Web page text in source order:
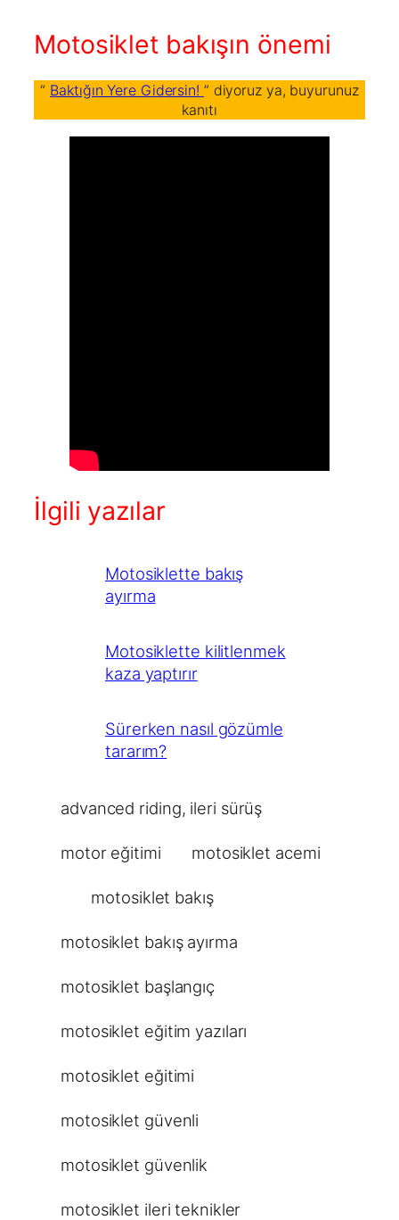
Motosiklet bakışın önemi
“ Baktığın Yere Gidersin! ” diyoruz ya, buyurunuz
kanıtı
İlgili yazılar
Motosiklette bakış
ayırma
Motosiklette kilitlenmek
kaza yaptırır
Sürerken nasıl gözümle
tararım?
advanced riding, ileri sürüş
motor eğitimi motosiklet acemi
motosiklet bakış
motosiklet bakış ayırma
motosiklet başlangıç
motosiklet eğitim yazıları
motosiklet eğitimi
motosiklet güvenli
motosiklet güvenlik
motosiklet ileri teknikler